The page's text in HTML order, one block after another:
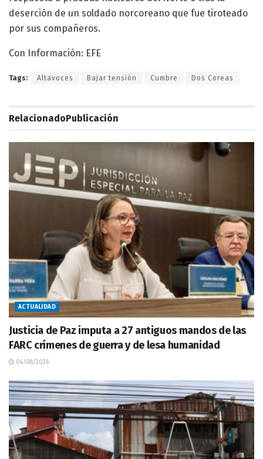
deserción de un soldado norcoreano que fue tiroteado
por sus compañeros.
Con Información: EFE
Tags: Altavoces Bajar tensión Cumbre Dos Coreas
RelacionadoPublicación
ACTUALIDAD
Justicia de Paz imputa a 27 antiguos mandos de las
FARC crímenes de guerra y de lesa humanidad
04/08/2026